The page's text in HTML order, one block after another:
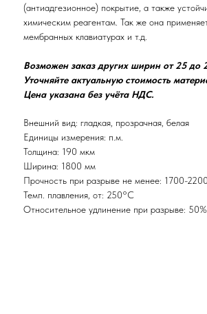
(антиадгезионное) покрытие, а также
химическим реагентам. Так же она
мембранных клавиатурах и т.д.
Возможен заказ других ширин от 25 до
Уточняйте актуальную стоимость
Цена указана без учёта НДС.
Внешний вид: гладкая, прозрачная, белая
Единицы измерения: п.м.
Толщина: 190 мкм
Ширина: 1800 мм
Прочность при разрыве не менее: 1700-
Темп. плавления, от: 250°C
Относительное удлинение при разрыве: 50%